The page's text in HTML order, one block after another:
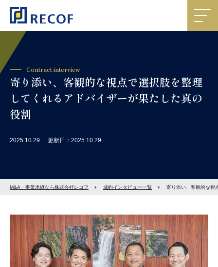
Contract interview
寄り添い、客観的な視点で選択肢を整理
してくれるアドバイザーが果たした真の
役割
2025.10.29 更新日：2025.10.29
M&A・事業承継なら株式会社レコフ 成約インタビュー一覧 寄り添い、客観的な視